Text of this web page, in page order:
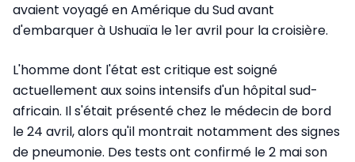
avaient voyagé en Amérique du Sud avant
d'embarquer à Ushuaïa le 1er avril pour la croisière.
L'homme dont l'état est critique est soigné
actuellement aux soins intensifs d'un hôpital sud-
africain. Il s'était présenté chez le médecin de bord
le 24 avril, alors qu'il montrait notamment des signes
de pneumonie. Des tests ont confirmé le 2 mai son